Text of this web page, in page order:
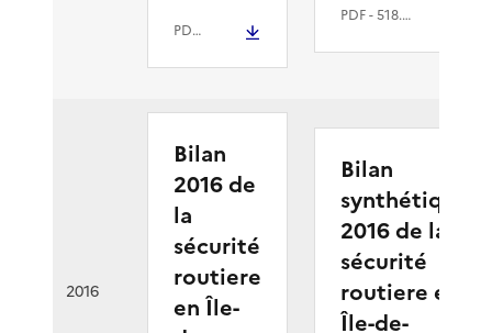
PDF- 4.9 Mio
PDF- 518.8 kio
2016
Bilan
2016 de
la
sécurité
routiere
en Île-
Bilan
synthétique
2016 de la
sécurité
routiere en
Île-de-